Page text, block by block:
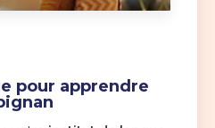
pour apprendre